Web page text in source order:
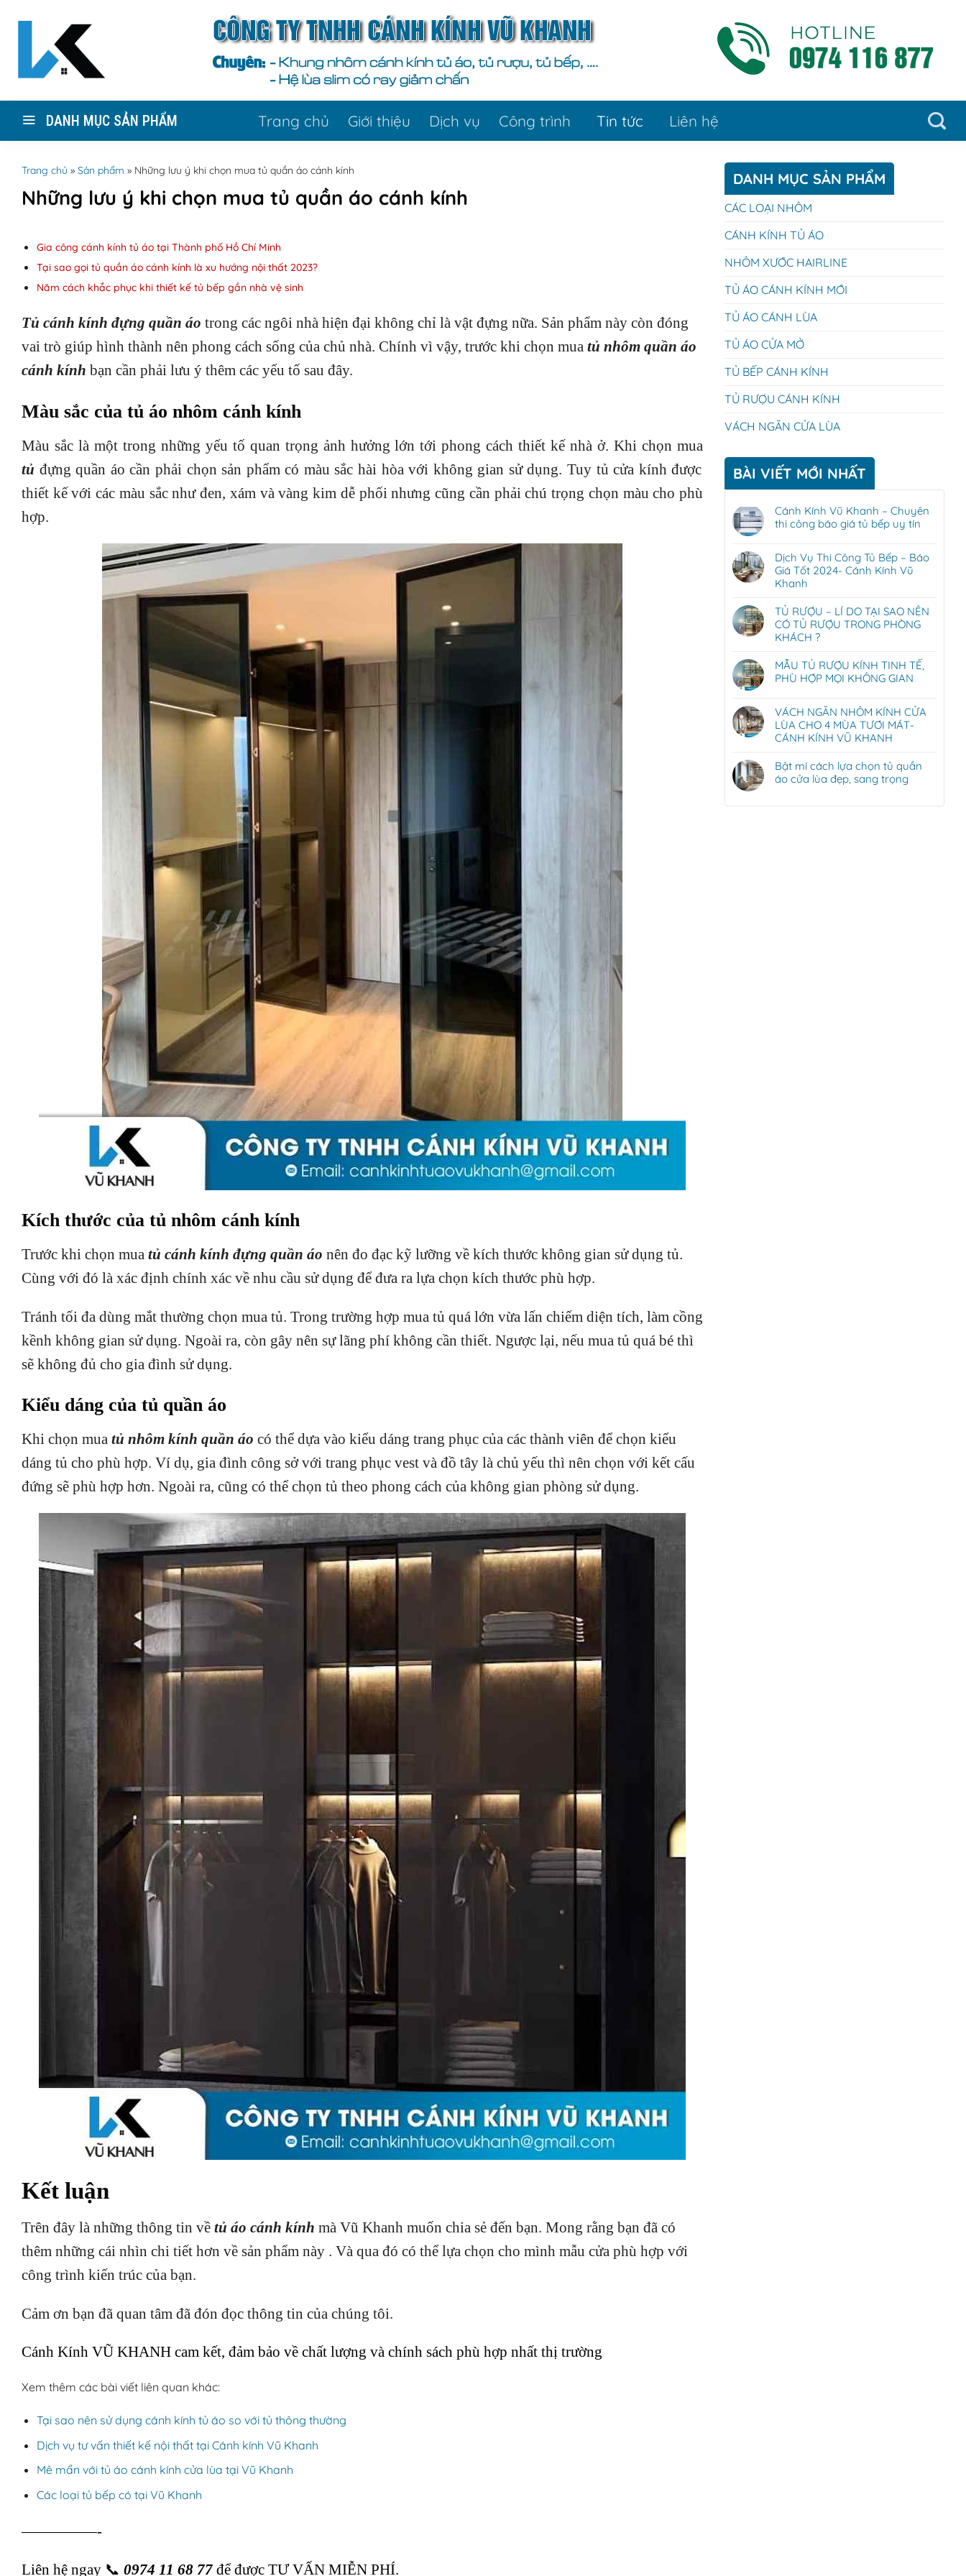
DANH MỤC SẢN PHẨM Trang chủ Giới thiệu Dịch vụ Công trình Tin tức Liên hệ
Trang chủ » Sản phẩm » Những lưu ý khi chọn mua tủ quần áo cánh kính
Những lưu ý khi chọn mua tủ quần áo cánh kính
Gia công cánh kính tủ áo tại Thành phố Hồ Chí Minh
Tại sao gọi tủ quần áo cánh kính là xu hướng nội thất 2023?
Năm cách khắc phục khi thiết kế tủ bếp gần nhà vệ sinh
Tủ cánh kính đựng quần áo trong các ngôi nhà hiện đại không chỉ là vật đựng nữa. Sản phẩm này còn đóng
vai trò giúp hình thành nên phong cách sống của chủ nhà. Chính vì vậy, trước khi chọn mua tủ nhôm quần áo
cánh kính bạn cần phải lưu ý thêm các yếu tố sau đây.
Màu sắc của tủ áo nhôm cánh kính
Màu sắc là một trong những yếu tố quan trọng ảnh hưởng lớn tới phong cách thiết kế nhà ở. Khi chọn mua
tủ đựng quần áo cần phải chọn sản phẩm có màu sắc hài hòa với không gian sử dụng. Tuy tủ cửa kính được
thiết kế với các màu sắc như đen, xám và vàng kim dễ phối nhưng cũng cần phải chú trọng chọn màu cho phù
hợp.
Kích thước của tủ nhôm cánh kính
Trước khi chọn mua tủ cánh kính đựng quần áo nên đo đạc kỹ lưỡng về kích thước không gian sử dụng tủ.
Cùng với đó là xác định chính xác về nhu cầu sử dụng để đưa ra lựa chọn kích thước phù hợp.
Tránh tối đa dùng mắt thường chọn mua tủ. Trong trường hợp mua tủ quá lớn vừa lấn chiếm diện tích, làm cồng
kềnh không gian sử dụng. Ngoài ra, còn gây nên sự lãng phí không cần thiết. Ngược lại, nếu mua tủ quá bé thì
sẽ không đủ cho gia đình sử dụng.
Kiểu dáng của tủ quần áo
Khi chọn mua tủ nhôm kính quần áo có thể dựa vào kiểu dáng trang phục của các thành viên để chọn kiểu
dáng tủ cho phù hợp. Ví dụ, gia đình công sở với trang phục vest và đồ tây là chủ yếu thì nên chọn với kết cấu
đứng sẽ phù hợp hơn. Ngoài ra, cũng có thể chọn tủ theo phong cách của không gian phòng sử dụng.
Kết luận
Trên đây là những thông tin về tủ áo cánh kính mà Vũ Khanh muốn chia sẻ đến bạn. Mong rằng bạn đã có
thêm những cái nhìn chi tiết hơn về sản phẩm này . Và qua đó có thể lựa chọn cho mình mẫu cửa phù hợp với
công trình kiến trúc của bạn.
Cảm ơn bạn đã quan tâm đã đón đọc thông tin của chúng tôi.
Cánh Kính VŨ KHANH cam kết, đảm bảo về chất lượng và chính sách phù hợp nhất thị trường
Xem thêm các bài viết liên quan khác:
Tại sao nên sử dụng cánh kính tủ áo so với tủ thông thường
Dịch vụ tư vấn thiết kế nội thất tại Cánh kính Vũ Khanh
Mê mẩn với tủ áo cánh kính cửa lùa tại Vũ Khanh
Các loại tủ bếp có tại Vũ Khanh
—————-
Liên hệ ngay 📞 0974 11 68 77để được TƯ VẤN MIỄN PHÍ.
DANH MỤC SẢN PHẨM
CÁC LOẠI NHÔM
CÁNH KÍNH TỦ ÁO
NHÔM XƯỚC HAIRLINE
TỦ ÁO CÁNH KÍNH MỚI
TỦ ÁO CÁNH LÙA
TỦ ÁO CỬA MỞ
TỦ BẾP CÁNH KÍNH
TỦ RƯỢU CÁNH KÍNH
VÁCH NGĂN CỬA LÙA
BÀI VIẾT MỚI NHẤT
Cánh Kính Vũ Khanh – Chuyên
thi công báo giá tủ bếp uy tín
Dịch Vụ Thi Công Tủ Bếp – Báo
Giá Tốt 2024- Cánh Kính Vũ
Khanh
TỦ RƯỢU – LÍ DO TẠI SAO NÊN
CÓ TỦ RƯỢU TRONG PHÒNG
KHÁCH ?
MẪU TỦ RƯỢU KÍNH TINH TẾ,
PHÙ HỢP MỌI KHÔNG GIAN
VÁCH NGĂN NHÔM KÍNH CỬA
LÙA CHO 4 MÙA TƯƠI MÁT-
CÁNH KÍNH VŨ KHANH
Bật mí cách lựa chọn tủ quần
áo cửa lùa đẹp, sang trọng